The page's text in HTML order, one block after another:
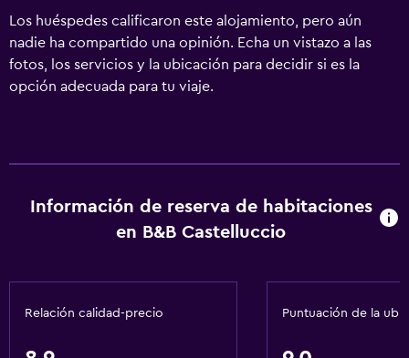
Los huéspedes calificaron este alojamiento, pero aún
nadie ha compartido una opinión. Echa un vistazo a las
fotos, los servicios y la ubicación para decidir si es la
opción adecuada para tu viaje.
Información de reserva de habitaciones
en B&B Castelluccio
Relación calidad-precio Puntuación de la